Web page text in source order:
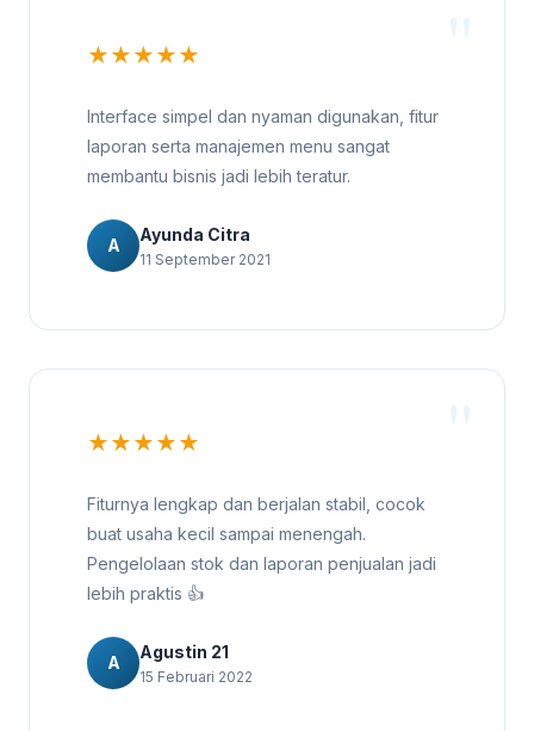
★★★★★
Interface simpel dan nyaman digunakan, fitur
laporan serta manajemen menu sangat
membantu bisnis jadi lebih teratur.
A
Ayunda Citra
11 September 2021
★★★★★
Fiturnya lengkap dan berjalan stabil, cocok
buat usaha kecil sampai menengah.
Pengelolaan stok dan laporan penjualan jadi
lebih praktis 👍
A
Agustin 21
15 Februari 2022